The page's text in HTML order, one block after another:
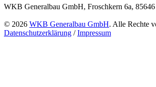
WKB Generalbau GmbH, Froschkern 6a,
© 2026 WKB Generalbau GmbH. Alle Rechte
Datenschutzerklärung /Impressum